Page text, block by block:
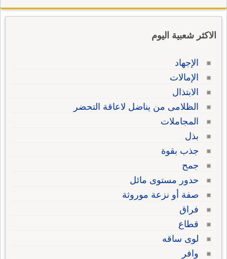
الاكثر شعبية اليوم
الإجهاد
الإمالات
الابتذال
الظلامى من يناضل لاعاقة التحضر
المجاملات
بذل
جذب بقوة
جمح
حدور مستوى مائل
صفة أو نزعة موروثة
فراق
قطاع
لوى ساقه
وافر